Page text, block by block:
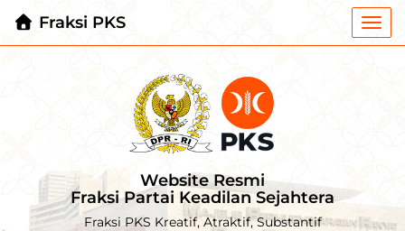
Fraksi PKS
Website Resmi
Fraksi Partai Keadilan Sejahtera
Fraksi PKS Kreatif, Atraktif, Substantif